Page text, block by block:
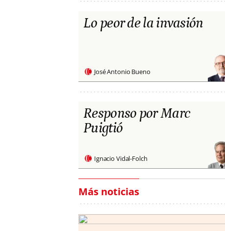
Lo peor de la invasión
José Antonio Bueno
Responso por Marc
Puigtió
Ignacio Vidal-Folch
Más noticias